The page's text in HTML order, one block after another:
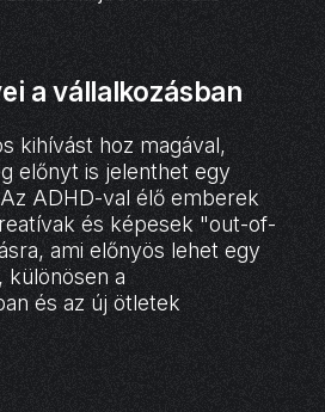
a vállalkozásban
kihívást hoz magával,
előnyt is jelenthet egy
ADHD-val élő emberek
és képesek "out-of-
ami előnyös lehet egy
különösen a
és az új ötletek